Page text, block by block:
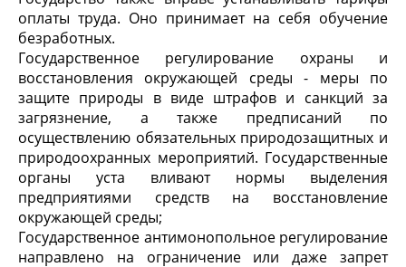
оплаты труда. Оно принимает на себя обучение
безработных.
Государственное регулирование охраны и
восстановления окружающей среды - меры по
защите природы в виде штрафов и санкций за
загрязнение, а также предписаний по
осуществлению обязательных природозащитных и
природоохранных мероприятий. Государственные
органы уста вливают нормы выделения
предприятиями средств на восстановление
окружающей среды;
Государственное антимонопольное регулирование
направлено на ограничение или даже запрет